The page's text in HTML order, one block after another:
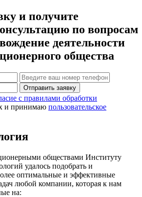
и получите
по вопросам
деятельности
общества
Отправить заявку
с правилами обработки
и принимаю пользовательское
обществами Институту
удалось подобрать и
оптимальные и эффективные
любой компании, которая к нам
на: